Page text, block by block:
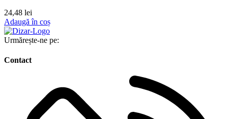
24,48 lei
Adaugă în coș
Urmărește-ne pe:
Contact